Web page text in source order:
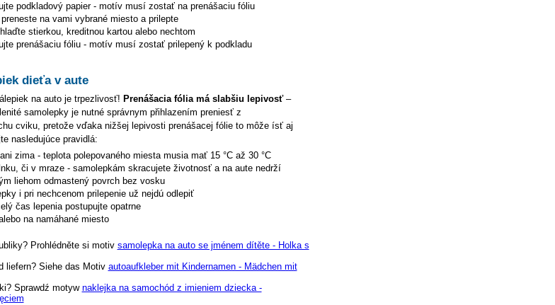
podkladový papier - motív musí zostať na prenášaciu fóliu
na vami vybrané miesto a prilepte
stierkou, kreditnou kartou alebo nechtom
prenášaciu fóliu - motív musí zostať prilepený k podkladu
dieťa v aute
na auto je trpezlivosť! Prenášacia fólia má slabšiu lepivosť–
samolepky je nutné správnym přihlazením preniesť z
cviku, pretože vďaka nižšej lepivosti prenášacej fólie to môže ísť aj
nasledujúce pravidlá:
zima - teplota polepovaného miesta musia mať 15 °C až 30 °C
či v mraze - samolepkám skracujete životnosť a na aute nedrží
liehom odmastený povrch bez vosku
i pri nechcenom prilepenie už nejdú odlepiť
čas lepenia postupujte opatrne
na namáhané miesto
Prohlédněte si motiv samolepka na auto se jménem dítěte - Holka s
liefern? Siehe das Motiv autoaufkleber mit Kindernamen - Mädchen mit
Sprawdź motyw naklejka na samochód z imieniem dziecka -